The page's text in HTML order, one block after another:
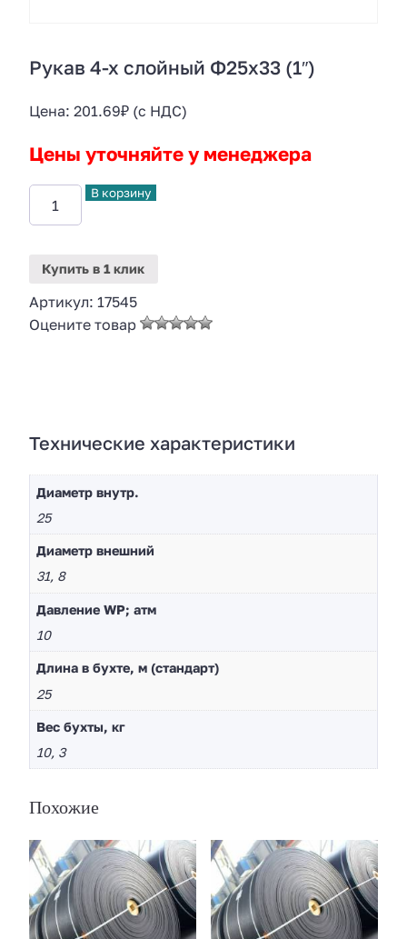
Рукав 4-х слойный Ф25х33 (1″)
Цена: 201.69₽ (с НДС)
Цены уточняйте у менеджера
В корзину
Купить в 1 клик
Артикул: 17545
Оцените товар
Технические характеристики
Диаметр внутр.
25
Диaметр внешний
31, 8
Давление WP; атм
10
Длина в бухте, м (стандарт)
25
Вес бухты, кг
10, 3
Похожие